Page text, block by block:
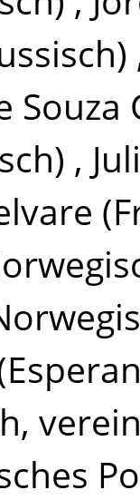
Souza
,